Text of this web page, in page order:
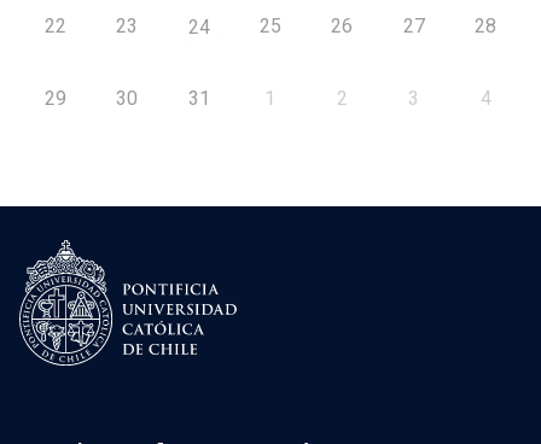
22 23 24 25 26 27 28
29 30 31 1 2 3 4